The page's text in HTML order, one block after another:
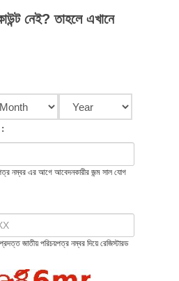
নেই? তাহলে এখানে
নম্বর এর আগে আবেদনকারীর জন্ম সাল যোগ
জাতীয় পরিচয়পত্র নম্বর দিয়ে রেজিস্টারড